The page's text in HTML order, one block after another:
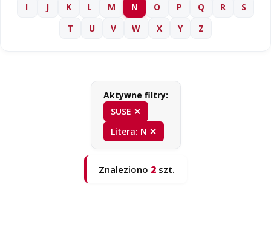
I
J K L M N O P Q R
S
T
U V W X Y Z
Aktywne filtry:
SUSE ✕
Litera: N ✕
Znaleziono 2 szt.